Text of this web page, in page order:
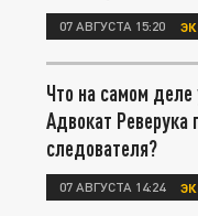
07 АВГУСТА 15:20
Что на самом деле
Адвокат Реверука
следователя?
07 АВГУСТА 14:24